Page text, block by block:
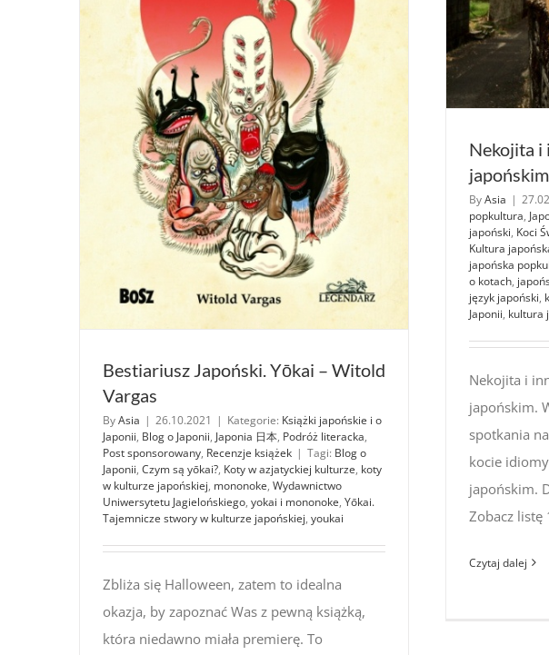
Bestiariusz Japoński. Yōkai – Witold
Vargas
ByAsia | 26.10.2021 | Kategorie: Książki japońskie i o
Japonii, Blog o Japonii, Japonia 日本, Podróż literacka,
Post sponsorowany, Recenzje książek | Tagi: Blog o
Japonii, Czym są yōkai?, Koty w azjatyckiej kulturze, koty
w kulturze japońskiej, mononoke, Wydawnictwo
Uniwersytetu Jagielońskiego, yokai i mononoke, Yōkai.
Tajemnicze stwory w kulturze japońskiej, youkai
Zbliża się Halloween, zatem to idealna
okazja, by zapoznać Was z pewną książką,
która niedawno miała premierę. To
Nekojita i
japońskim
ByAsia |
popkultura,
japoński, Koci
Kultura
japońska
o kotach,
język japoński,
Japonii, kultura
Nekojita i
japońskim.
spotkania
kocie
japońskim.
Zobacz listę
Czytaj dalej